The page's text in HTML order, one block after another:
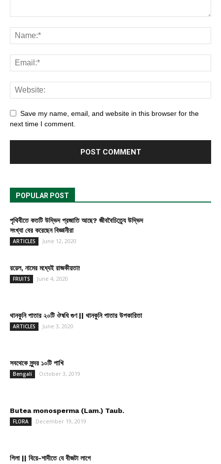
Save my name, email, and website in this browser for the
next time I comment.
POPULAR POST
পৃথিবীতে কতটি উদ্ভিদ প্রজাতি আছে? জীববৈচিত্র্যে উদ্ভিদ
সংখ্যা বের করেছেন বিজ্ঞানীরা
ARTICLES June 12, 2020
রয়েল, নামের মধ্যেই রাজকীয়তা!
FRUITS June 4, 2020
থানকুনি পাতার ২০টি ঔষধি গুণ || থানকুনি পাতার উপকারিতা
ARTICLES June 3, 2020
সবথেকে সুন্দর ১০টি পাখি
Bengali October 3, 2019
Butea monosperma (Lam.) Taub.
FLORA December 19, 2019
গিলা || বিয়ে-শাদীতে যে বীজটা লাগে